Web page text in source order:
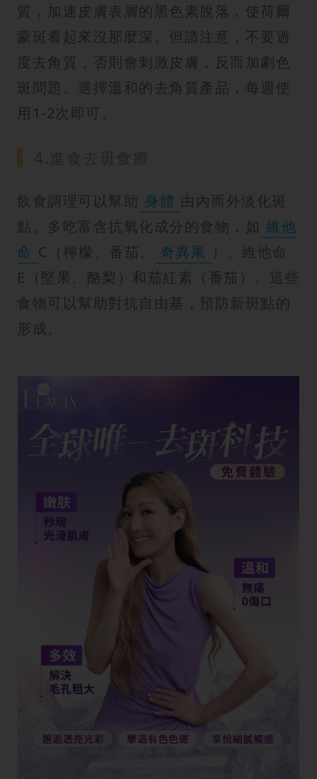
質，加速皮膚表層的黑色素脫落，使荷爾
蒙斑看起來沒那麼深。但請注意，不要過
度去角質，否則會刺激皮膚，反而加劇色
斑問題。選擇溫和的去角質產品，每週使
用1-2次即可。
飲食調理可以幫助 身體 由內而外淡化斑
點。多吃富含抗氧化成分的食物，如 維他
命 C（檸檬、番茄、 奇異果 ）、維他命
E（堅果、酪梨）和茄紅素（番茄）。這些
食物可以幫助對抗自由基，預防新斑點的
形成。